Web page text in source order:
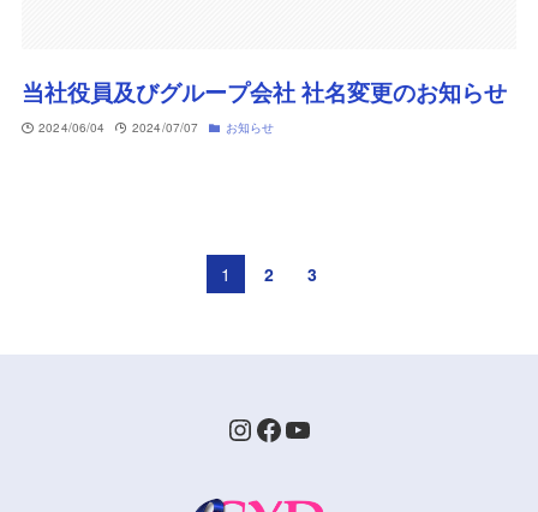
当社役員及びグループ会社 社名変更のお知らせ
2024/06/04 2024/07/07 お知らせ
1 2 3
Instagram
Facebook
YouTube